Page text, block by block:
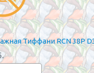
Тиффани RCN 38P